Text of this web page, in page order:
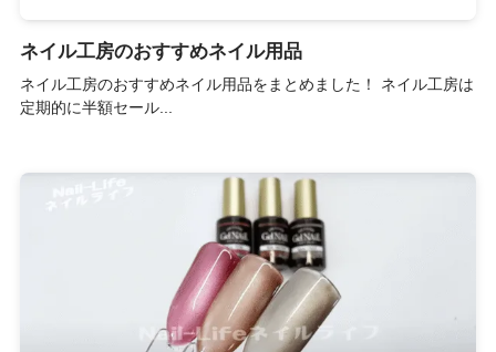
ネイル工房のおすすめネイル用品
ネイル工房のおすすめネイル用品をまとめました！ ネイル工房は
定期的に半額セール...